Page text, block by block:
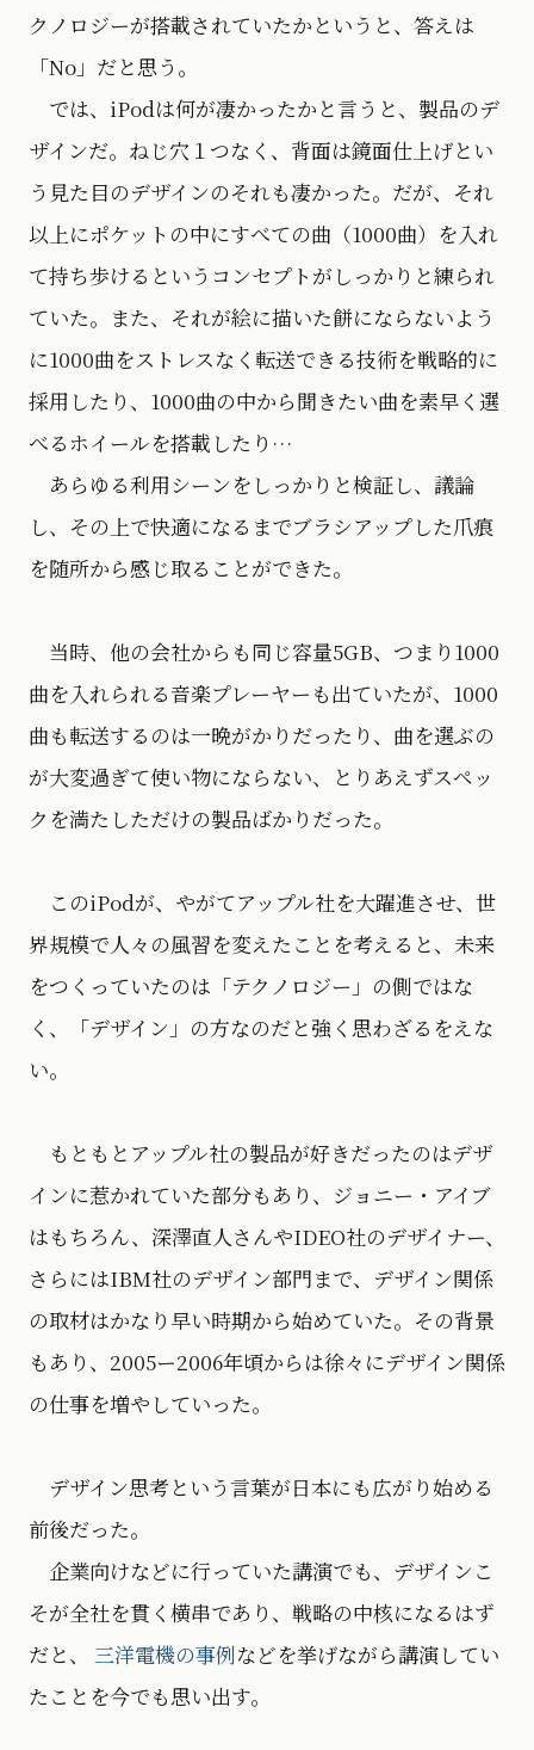
クノロジーが搭載されていたかというと、答えは
「No」だと思う。
では、iPodは何が凄かったかと言うと、製品のデ
ザインだ。ねじ穴１つなく、背面は鏡面仕上げとい
う見た目のデザインのそれも凄かった。だが、それ
以上にポケットの中にすべての曲（1000曲）を入れ
て持ち歩けるというコンセプトがしっかりと練られ
ていた。また、それが絵に描いた餅にならないよう
に1000曲をストレスなく転送できる技術を戦略的に
採用したり、1000曲の中から聞きたい曲を素早く選
べるホイールを搭載したり…
あらゆる利用シーンをしっかりと検証し、議論
し、その上で快適になるまでブラシアップした爪痕
を随所から感じ取ることができた。
当時、他の会社からも同じ容量5GB、つまり1000
曲を入れられる音楽プレーヤーも出ていたが、1000
曲も転送するのは一晩がかりだったり、曲を選ぶの
が大変過ぎて使い物にならない、とりあえずスペッ
クを満たしただけの製品ばかりだった。
このiPodが、やがてアップル社を大躍進させ、世
界規模で人々の風習を変えたことを考えると、未来
をつくっていたのは「テクノロジー」の側ではな
く、「デザイン」の方なのだと強く思わざるをえな
い。
もともとアップル社の製品が好きだったのはデザ
インに惹かれていた部分もあり、ジョニー・アイブ
はもちろん、深澤直人さんやIDEO社のデザイナー、
さらにはIBM社のデザイン部門まで、デザイン関係
の取材はかなり早い時期から始めていた。その背景
もあり、2005ー2006年頃からは徐々にデザイン関係
の仕事を増やしていった。
デザイン思考という言葉が日本にも広がり始める
前後だった。
企業向けなどに行っていた講演でも、デザインこ
そが全社を貫く横串であり、戦略の中核になるはず
だと、 三洋電機の事例などを挙げながら講演してい
たことを今でも思い出す。